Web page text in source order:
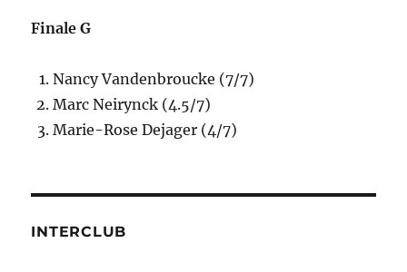
Finale G
Nancy Vandenbroucke (7/7)
Marc Neirynck (4.5/7)
Marie-Rose Dejager (4/7)
INTERCLUB